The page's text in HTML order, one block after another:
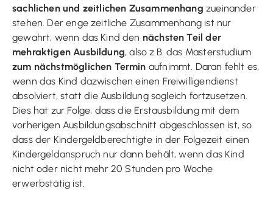
sachlichen und zeitlichen Zusammenhang zueinander
stehen. Der enge zeitliche Zusammenhang ist nur
gewahrt, wenn das Kind den nächsten Teil der
mehraktigen Ausbildung, also z.B. das Masterstudium
zum nächstmöglichen Termin aufnimmt. Daran fehlt es,
wenn das Kind dazwischen einen Freiwilligendienst
absolviert, statt die Ausbildung sogleich fortzusetzen.
Dies hat zur Folge, dass die Erstausbildung mit dem
vorherigen Ausbildungsabschnitt abgeschlossen ist, so
dass der Kindergeldberechtigte in der Folgezeit einen
Kindergeldanspruch nur dann behält, wenn das Kind
nicht oder nicht mehr 20 Stunden pro Woche
erwerbstätig ist.